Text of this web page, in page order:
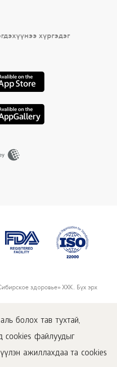
болох тав тухтай,
cookies файлуудыг
ажиллахдаа та cookies
хүргэдэг
здоровье» ХХК. Бүх эрх